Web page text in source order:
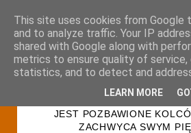
JEST POZBAWIONE
ZACHWYCA SWYM
This site uses cookies from Google
and to analyze traffic. Your IP
shared with Google along with
metrics to ensure quality of service,
statistics, and to detect and
LEARN MORE